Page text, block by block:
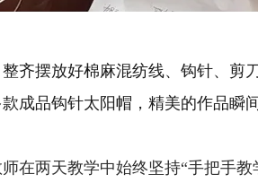
齐摆放好棉麻混纺线、钩针、
成品钩针太阳帽，精美的作品
在两天教学中始终坚持“手把手